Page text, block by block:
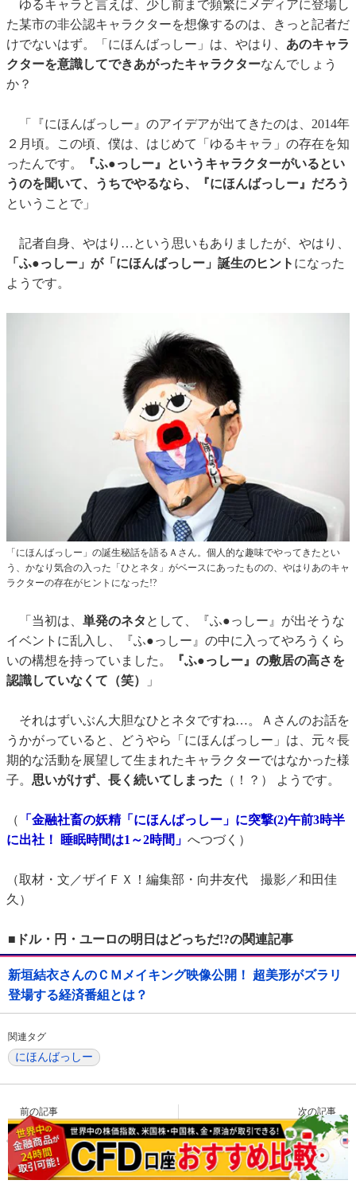
ゆるキャラと言えば、少し前まで頻繁にメディアに登場し
た某市の非公認キャラクターを想像するのは、きっと記者だ
けでないはず。「にほんばっしー」は、やはり、 あのキャラ
クターを意識してできあがったキャラクターなんでしょう
か？
「『にほんばっしー』のアイデアが出てきたのは、2014年
２月頃。この頃、僕は、はじめて「ゆるキャラ」の存在を知
ったんです。
『ふ●っしー』というキャラクターがいるとい
うのを聞いて、うちでやるなら、『にほんばっしー』だろう
ということで」
記者自身、やはり…という思いもありましたが、やはり、
「ふ●っしー」が「にほんばっしー」誕生のヒント になった
ようです。
「にほんばっしー」の誕生秘話を語るＡさん。個人的な趣味でやってきたとい
う、かなり気合の入った「ひとネタ」がベースにあったものの、やはりあのキャ
ラクターの存在がヒントになった!?
「当初は、 単発のネタ として、『ふ●っしー』が出そうな
イベントに乱入し、『ふ●っしー』の中に入ってやろうくら
いの構想を持っていました。
『ふ●っしー』の敷居の高さを
認識していなくて（笑）
」
それはずいぶん大胆なひとネタですね…。Ａさんのお話を
うかがっていると、どうやら「にほんばっしー」は、元々長
期的な活動を展望して生まれたキャラクターではなかった様
子。 思いがけず、長く続いてしまった （！？） ようです。
（
「金融社畜の妖精「にほんばっしー」に突撃(2)午前3時半
に出社！ 睡眠時間は1～2時間」 へつづく）
（取材・文／ザイＦＸ！編集部・向井友代 撮影／和田佳
久）
■ドル・円・ユーロの明日はどっちだ!?の関連記事
新垣結衣さんのＣＭメイキング映像公開！ 超美形がズラリ
登場する経済番組とは？
関連タグ
にほんばっしー
前の記事
ドル/円が2007年高値124.16円
を上抜け！長い長い円高トレ
ンド…
次の記事
金融社畜の妖精「にほんばっ
しー」に突撃(2)午前3時半に出
社！ 睡眠…